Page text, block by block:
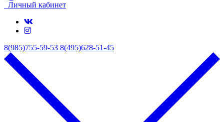
Личный кабинет
8(985)755-59-53 8(495)628-51-45